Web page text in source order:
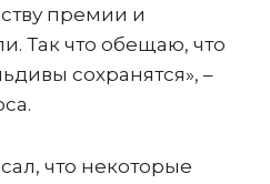
премии и
Так что обещаю, что
сохранятся», –
что некоторые